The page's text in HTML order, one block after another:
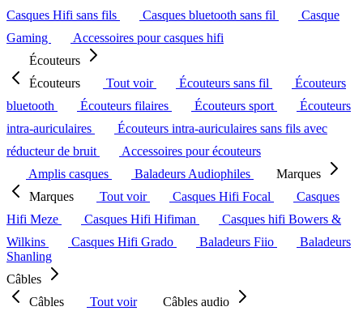
Casques Hifi sans fils
Casques bluetooth sans fil
Casque
Gaming
Accessoires pour casques hifi
Écouteurs
Écouteurs
Tout voir Écouteurs sans fil
Écouteurs
bluetooth
Écouteurs filaires Écouteurs sport
Écouteurs
intra-auriculaires
Écouteurs intra-auriculaires sans fils avec
réducteur de bruit
Accessoires pour écouteurs
Amplis casques
Baladeurs Audiophiles
Marques
Marques
Tout voir Casques Hifi Focal
Casques
Hifi Meze
Casques Hifi Hifiman
Casques hifi Bowers &
Wilkins
Casques Hifi Grado Baladeurs Fiio
Baladeurs
Shanling
Câbles
Câbles
Tout voir
Câbles audio